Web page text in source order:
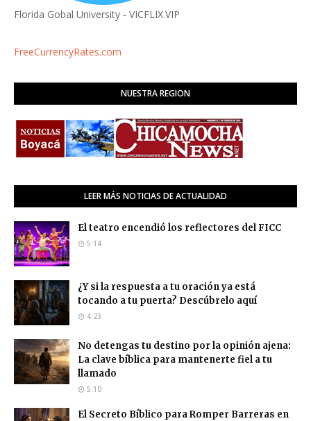
Florida Gobal University - VICFLIX.VIP
FreeCurrencyRates.com
NUESTRA REGION
LEER MÁS NOTICIAS DE ACTUALIDAD
El teatro encendió los reflectores del FICC
5:14
¿Y si la respuesta a tu oración ya está
tocando a tu puerta? Descúbrelo aquí
4:23
No detengas tu destino por la opinión ajena:
La clave bíblica para mantenerte fiel a tu
llamado
5:10
El Secreto Bíblico para Romper Barreras en